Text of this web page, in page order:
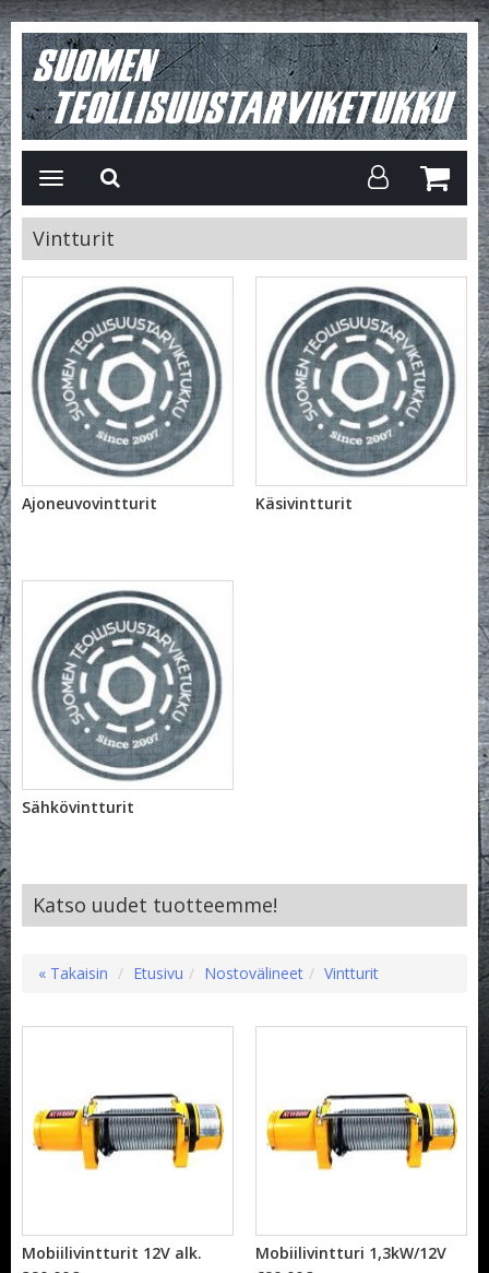
Avaa/Sulje
valikko
Vintturit
Ajoneuvovintturit Käsivintturit
Sähkövintturit
Katso uudet tuotteemme!
« Takaisin Etusivu Nostovälineet Vintturit
Mobiilivintturit 12V alk.
Mobiilivintturi 1,3kW/12V